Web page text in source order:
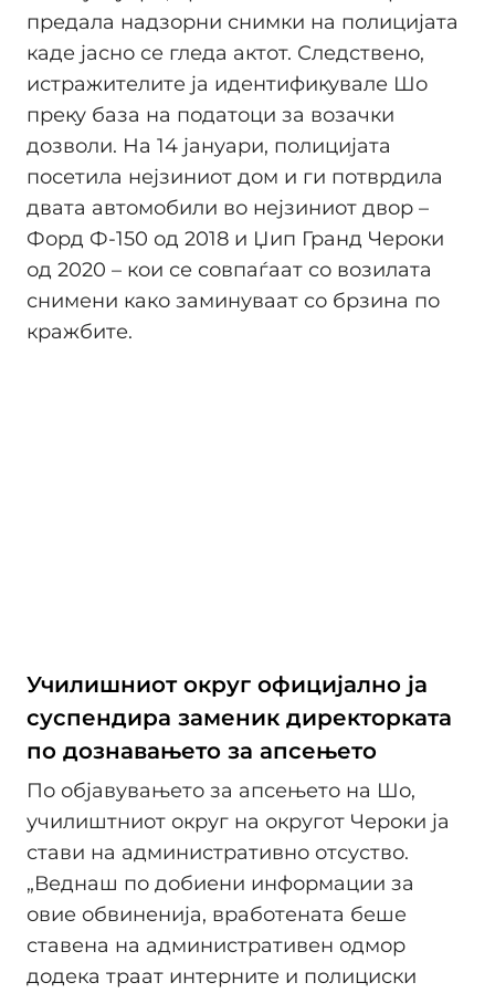
предала надзорни снимки на полицијата
каде јасно се гледа актот. Следствено,
истражителите ја идентификувале Шо
преку база на податоци за возачки
дозволи. На 14 јануари, полицијата
посетила нејзиниот дом и ги потврдила
двата автомобили во нејзиниот двор –
Форд Ф-150 од 2018 и Џип Гранд Чероки
од 2020 – кои се совпаѓаат со возилата
снимени како заминуваат со брзина по
кражбите.
Училишниот округ официјално ја
суспендира заменик директорката
по дознавањето за апсењето
По објавувањето за апсењето на Шо,
училиштниот округ на округот Чероки ја
стави на административно отсуство.
„Веднаш по добиени информации за
овие обвиненија, вработената беше
ставена на административен одмор
додека траат интерните и полициски